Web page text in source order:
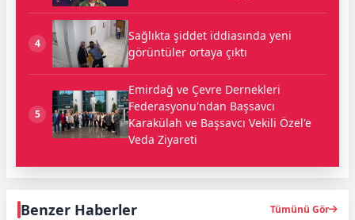
4
Sağlıkta şiddet iddiasında yeni
görüntüler ortaya çıktı
5
Emirdağ ve Çevre Dernekleri
Federasyonu'ndan Başsavcı
Karakülah ve Başsavcı Vekili Özel'e
Veda Ziyareti
Benzer Haberler Tümünü Gör